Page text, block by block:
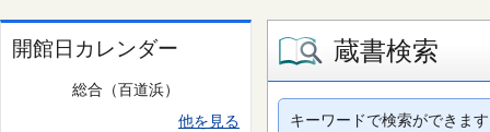
開館日カレンダー
総合（百道浜）
他を見る
蔵書検索
キーワードで検索ができます